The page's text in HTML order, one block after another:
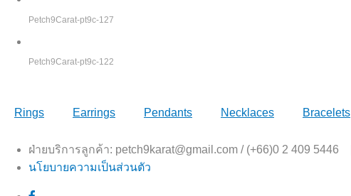
Petch9Carat-pt9c-127
Petch9Carat-pt9c-122
Rings Earrings Pendants Necklaces Bracelets
ฝ่ายบริการลูกค้า: petch9karat@gmail.com / (+66)0 2 409 5446 |
นโยบายความเป็นส่วนตัว